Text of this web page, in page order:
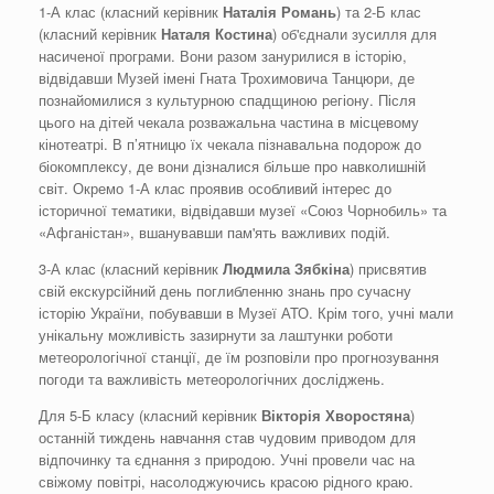
1-А клас (класний керівник Наталія Романь) та 2-Б клас
(класний керівник Наталя Костина) об'єднали зусилля для
насиченої програми. Вони разом занурилися в історію,
відвідавши Музей імені Гната Трохимовича Танцюри, де
познайомилися з культурною спадщиною регіону. Після
цього на дітей чекала розважальна частина в місцевому
кінотеатрі. В п’ятницю їх чекала пізнавальна подорож до
біокомплексу, де вони дізналися більше про навколишній
світ. Окремо 1-А клас проявив особливий інтерес до
історичної тематики, відвідавши музеї «Союз Чорнобиль» та
«Афганістан», вшанувавши пам'ять важливих подій.
3-А клас (класний керівник ЛюдмилаЗябкіна) присвятив
свій екскурсійний день поглибленню знань про сучасну
історію України, побувавши в Музеї АТО. Крім того, учні мали
унікальну можливість зазирнути за лаштунки роботи
метеорологічної станції, де їм розповіли про прогнозування
погоди та важливість метеорологічних досліджень.
Для 5-Б класу (класний керівник Вікторія Хворостяна)
останній тиждень навчання став чудовим приводом для
відпочинку та єднання з природою. Учні провели час на
свіжому повітрі, насолоджуючись красою рідного краю.